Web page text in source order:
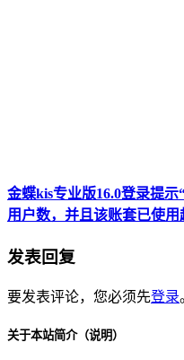
金蝶kis专业版16.0登录提
用户数，并且该账套已使用
发表回复
要发表评论，您必须先登录
关于本站简介（说明）